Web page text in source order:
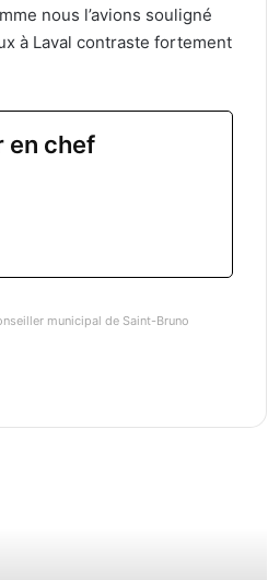
nous l’avions souligné
à Laval contraste fortement
en chef
municipal de Saint-Bruno